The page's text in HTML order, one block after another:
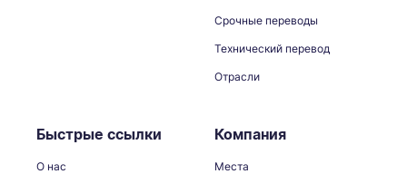
Срочные переводы
Технический перевод
Отрасли
Быстрые ссылки
О нас
Компания
Места